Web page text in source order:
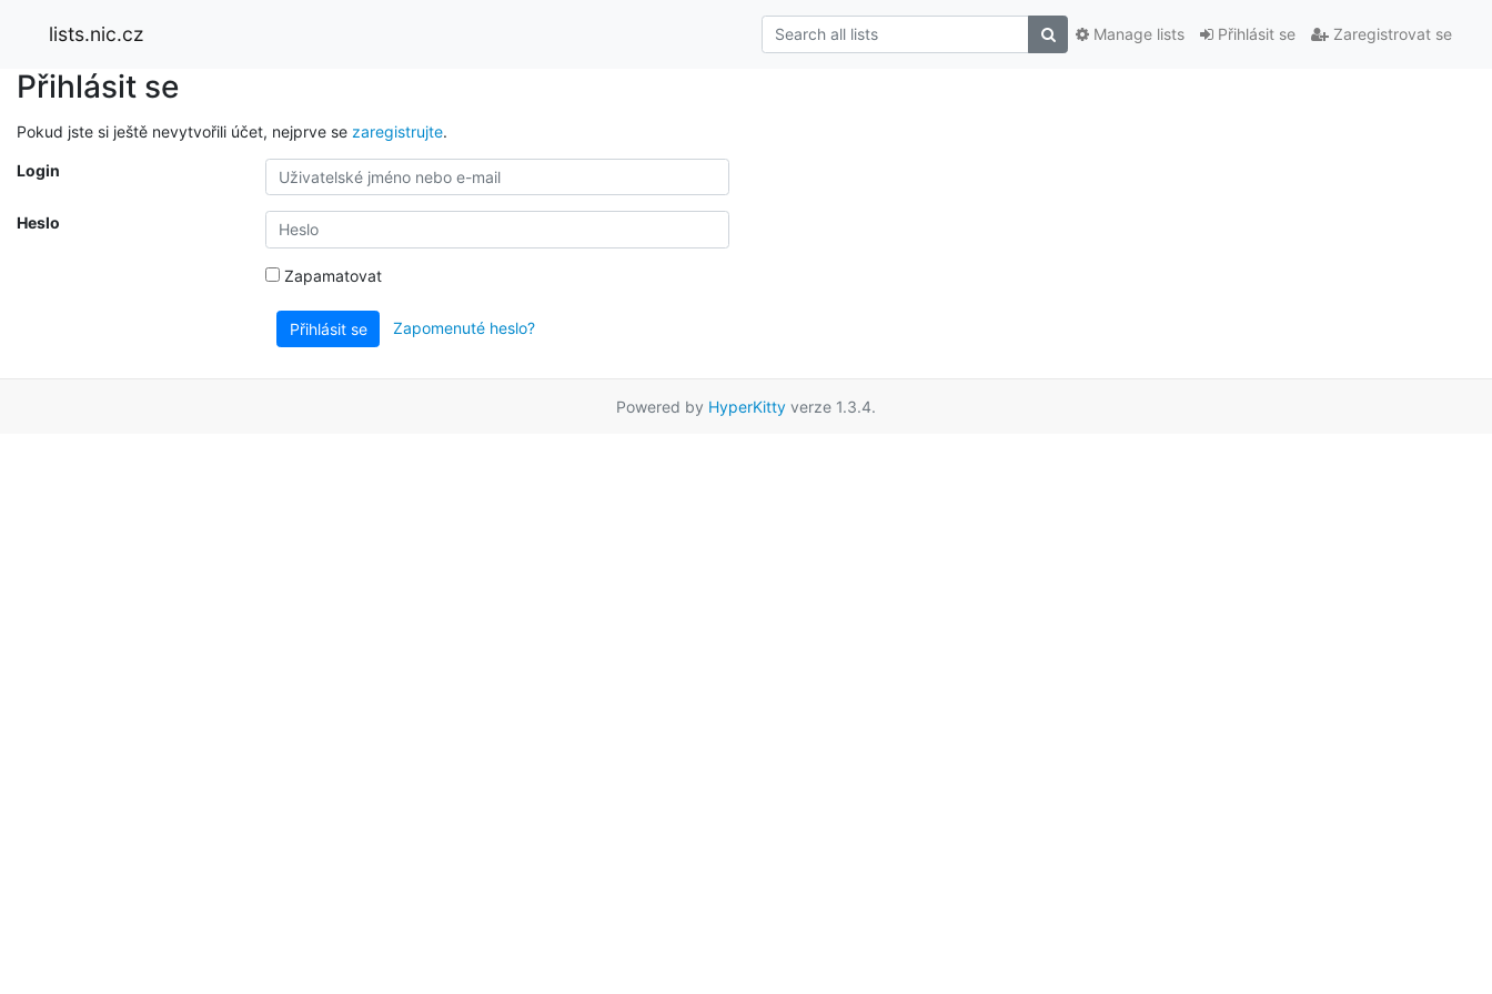
lists.nic.cz Přihlásit se Zaregistrovat se
Manage lists
Přihlásit se
Pokud jste si ještě nevytvořili účet, nejprve se zaregistrujte.
Login
Heslo
Zapamatovat
Přihlásit se Zapomenuté heslo?
Powered by HyperKitty verze 1.3.4.